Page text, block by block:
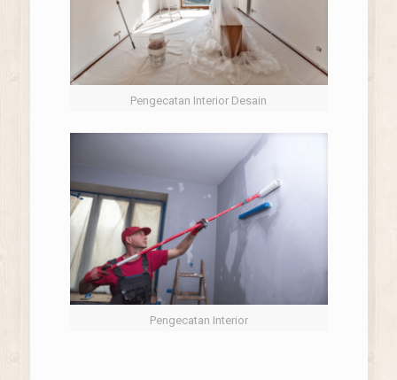
Pengecatan Interior Desain
Pengecatan Interior